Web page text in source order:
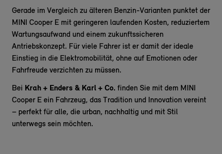
Gerade im Vergleich zu älteren Benzin-Varianten punktet der
MINI Cooper E mit geringeren laufenden Kosten, reduziertem
Wartungsaufwand und einem zukunftssicheren
Antriebskonzept. Für viele Fahrer ist er damit der ideale
Einstieg in die Elektromobilität, ohne auf Emotionen oder
Fahrfreude verzichten zu müssen.
Bei Krah + Enders & Karl + Co. finden Sie mit dem MINI
Cooper E ein Fahrzeug, das Tradition und Innovation vereint
– perfekt für alle, die urban, nachhaltig und mit Stil
unterwegs sein möchten.